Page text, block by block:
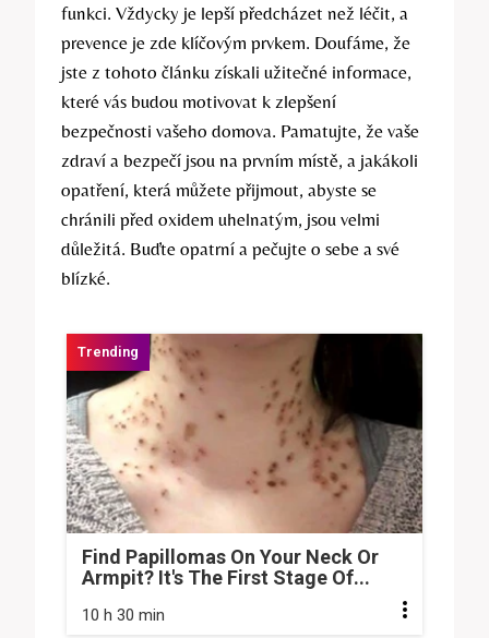
funkci. Vždycky je lepší předcházet než léčit, a
prevence je zde klíčovým prvkem. Doufáme, že
jste z tohoto článku získali užitečné informace,
které vás budou motivovat k zlepšení
bezpečnosti vašeho domova. Pamatujte, že vaše
zdraví a bezpečí jsou na prvním místě, a jakákoli
opatření, která můžete přijmout, abyste se
chránili před oxidem uhelnatým, jsou velmi
důležitá. Buďte opatrní a pečujte o sebe a své
blízké.
Find Papillomas On Your Neck Or
Armpit? It's The First Stage Of...
10 h 30 min